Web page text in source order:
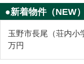
●新着物件（NEW）
玉野市長尾（荘内小
万円